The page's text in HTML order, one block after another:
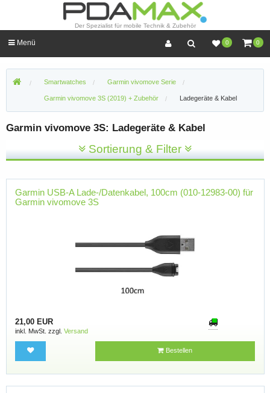
Der Spezialist für mobile Technik & Zubehör
0 0
Menü
Smartwatches Garmin vivomove Serie
Garmin vivomove 3S (2019) + Zubehör Ladegeräte & Kabel
Garmin vivomove 3S: Ladegeräte & Kabel
Sortierung & Filter
Garmin USB-A Lade-/Datenkabel, 100cm (010-12983-00) für
Garmin vivomove 3S
21,00 EUR
inkl. MwSt. zzgl. Versand
Bestellen